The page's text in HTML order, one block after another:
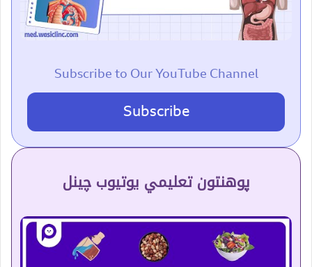
Subscribe to Our YouTube Channel
Subscribe
پوهنتون تعلیمي یوتیوب چینل